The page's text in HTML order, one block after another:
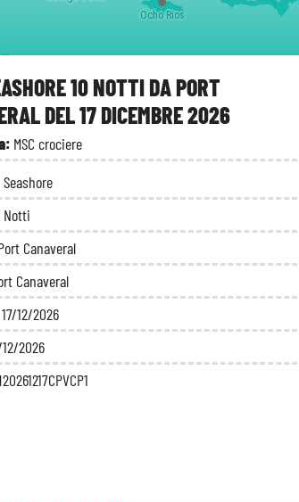
10 NOTTI DA PORT
DEL 17 DICEMBRE 2026
MSC crociere
Seashore
Notti
Canaveral
Canaveral
17/12/2026
2026
Ocho Rios